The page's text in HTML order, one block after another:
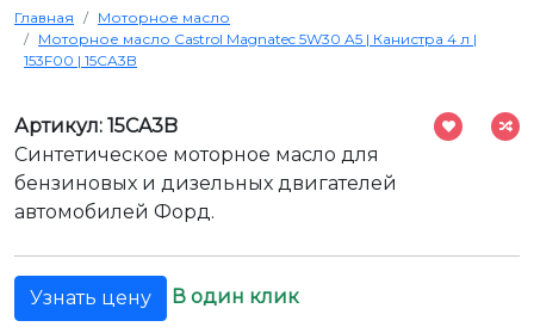
Главная
Моторное масло
Моторное масло Castrol Magnatec 5W30 A5 | Канистра 4 л |
153F00 | 15CA3B
Артикул: 15CA3B
Синтетическое моторное масло для
бензиновых и дизельных двигателей
автомобилей Форд.
Узнать цену В один клик